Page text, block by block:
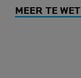
MEER TE